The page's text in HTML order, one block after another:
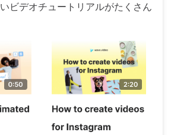
ビデオチュートリアルがたくさん